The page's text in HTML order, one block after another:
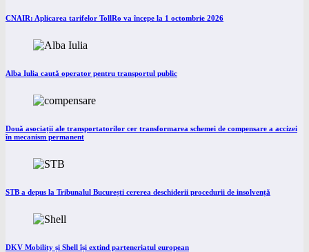
CNAIR: Aplicarea tarifelor TollRo va începe la 1 octombrie 2026
Alba Iulia caută operator pentru transportul public
Două asociații ale transportatorilor cer transformarea schemei de compensare a accizei
în mecanism permanent
STB a depus la Tribunalul București cererea deschiderii procedurii de insolvență
DKV Mobility și Shell își extind parteneriatul european